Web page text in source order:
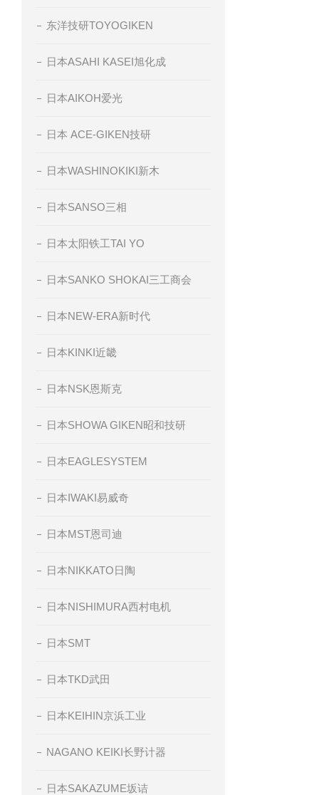
东洋技研TOYOGIKEN
日本ASAHI KASEI旭化成
日本AIKOH爱光
日本 ACE-GIKEN技研
日本WASHINOKIKI新木
日本SANSO三相
日本太阳铁工TAI YO
日本SANKO SHOKAI三工商会
日本NEW-ERA新时代
日本KINKI近畿
日本NSK恩斯克
日本SHOWA GIKEN昭和技研
日本EAGLESYSTEM
日本IWAKI易威奇
日本MST恩司迪
日本NIKKATO日陶
日本NISHIMURA西村电机
日本SMT
日本TKD武田
日本KEIHIN京浜工业
NAGANO KEIKI长野计器
日本SAKAZUME坂诘